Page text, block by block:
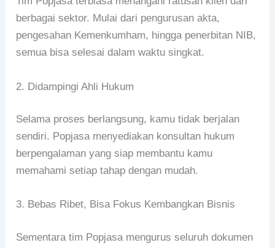
berbagai sektor. Mulai dari pengurusan akta,
pengesahan Kemenkumham, hingga penerbitan NIB,
semua bisa selesai dalam waktu singkat.
2. Didampingi Ahli Hukum
Selama proses berlangsung, kamu tidak berjalan
sendiri. Popjasa menyediakan konsultan hukum
berpengalaman yang siap membantu kamu
memahami setiap tahap dengan mudah.
3. Bebas Ribet, Bisa Fokus Kembangkan Bisnis
Sementara tim Popjasa mengurus seluruh dokumen